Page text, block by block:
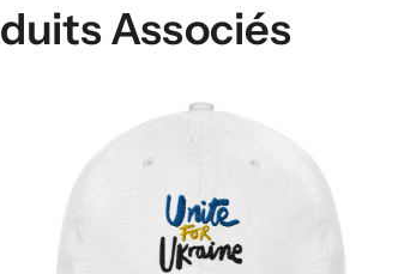
Associés